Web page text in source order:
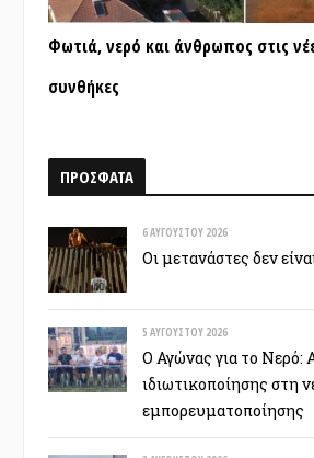
Φωτιά, νερό και άνθρωπος στις
συνθήκες
ΠΡΟΣΦΑΤΑ
6 ΑΥΓΟΎΣΤΟΥ 2026
Οι μετανάστες δεν
5 ΑΥΓΟΎΣΤΟΥ 2026
Ο Αγώνας για το Νερό:
ιδιωτικοποίησης στη
εμπορευματοποίησης